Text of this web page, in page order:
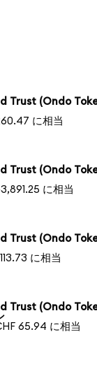
Trust (Ondo
に相当
Trust (Ondo
に相当
Trust (Ondo
に相当
Trust (Ondo
65.94 に相当